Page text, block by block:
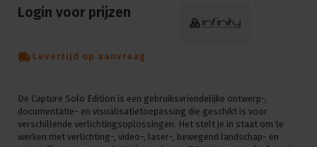
Login voor prijzen
Levertijd op aanvraag
De Capture Solo Edition is een gebruiksvriendelijke ontwerp-,
documentatie- en visualisatietoepassing die geschikt is voor
verschillende verlichtingsoplossingen. Het stelt je in staat om te
werken met verlichting-, video-, laser-, bewegend landschap- en